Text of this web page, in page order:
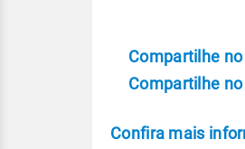
Compartilhe
Compartilhe
Confira mais